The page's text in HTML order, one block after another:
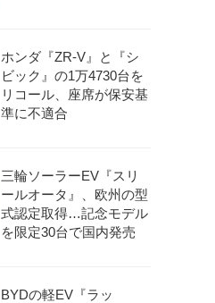
ホンダ『ZR-V』と『シ
ビック』の1万4730台を
リコール、座席が保安基
準に不適合
三輪ソーラーEV『スリ
ールオータ』、欧州の型
式認定取得…記念モデル
を限定30台で国内発売
BYDの軽EV『ラッ